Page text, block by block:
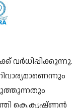
വർധിപ്പിക്കുന്നു.
കെ.കൃഷ്ണൻ